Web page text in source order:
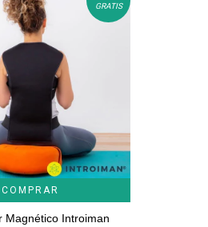
GRATIS
COMPRAR
Magnético Introiman